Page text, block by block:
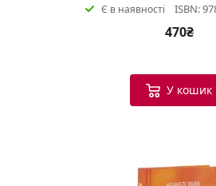
Є в наявності ISBN:
470₴
У кошик